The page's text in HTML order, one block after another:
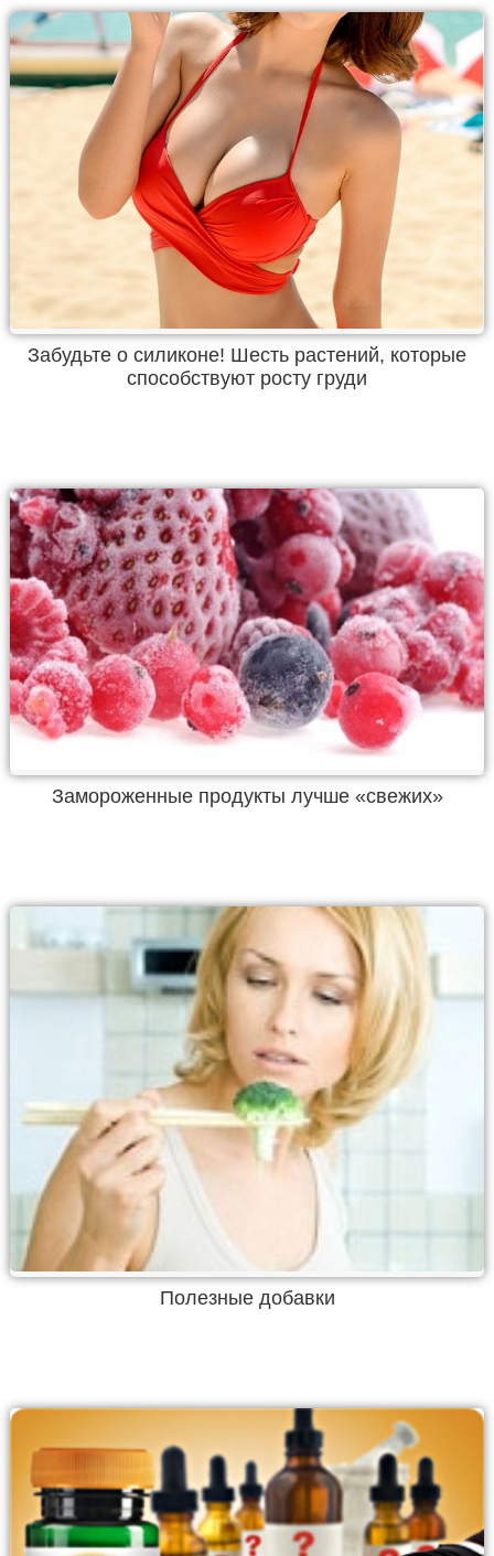
Забудьте о силиконе! Шесть растений, которые
способствуют росту груди
Замороженные продукты лучше «свежих»
Полезные добавки